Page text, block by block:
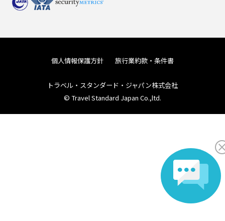
個人情報保護方針 旅行業約款・条件書
トラベル・スタンダード・ジャパン株式会社
© Travel Standard Japan Co.,ltd.